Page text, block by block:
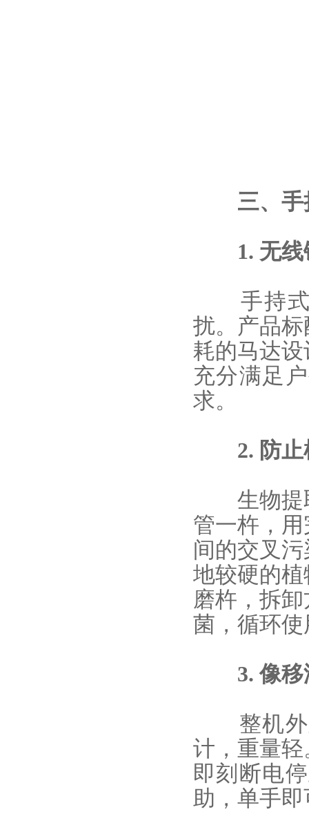
三、 手
1. 无线
手持
扰。产品
耗的马达
充分满足
求。
2. 防止样
生物提
管一杵，
间的交叉
地较硬的
磨杵，拆
菌，循环使
3. 像移液
整机外
计，重量
即刻断电
助，单手